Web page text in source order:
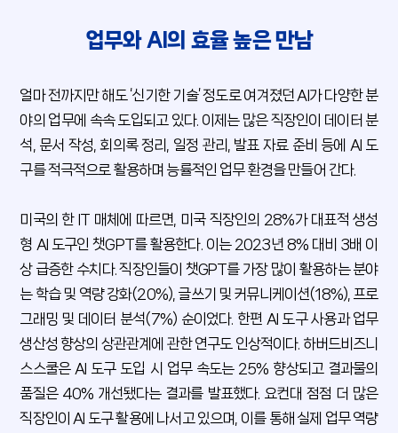
업무와 AI의 효율 높은 만남
얼마 전까지만 해도 ‘신기한 기술’ 정도로 여겨졌던 AI가 다양한 분
야의 업무에 속속 도입되고 있다. 이제는 많은 직장인이 데이터 분
석, 문서 작성, 회의록 정리, 일정 관리, 발표 자료 준비 등에 AI 도
구를 적극적으로 활용하며 능률적인 업무 환경을 만들어 간다.
미국의 한 IT 매체에 따르면, 미국 직장인의 28%가 대표적 생성
형 AI 도구인 챗GPT를 활용한다. 이는 2023년 8% 대비 3배 이
상 급증한 수치다. 직장인들이 챗GPT를 가장 많이 활용하는 분야
는 학습 및 역량 강화(20%), 글쓰기 및 커뮤니케이션(18%), 프로
그래밍 및 데이터 분석(7%) 순이었다. 한편 AI 도구 사용과 업무
생산성 향상의 상관관계에 관한 연구도 인상적이다. 하버드비즈니
스스쿨은 AI 도구 도입 시 업무 속도는 25% 향상되고 결과물의
품질은 40% 개선됐다는 결과를 발표했다. 요컨대 점점 더 많은
직장인이 AI 도구 활용에 나서고 있으며, 이를 통해 실제 업무 역량